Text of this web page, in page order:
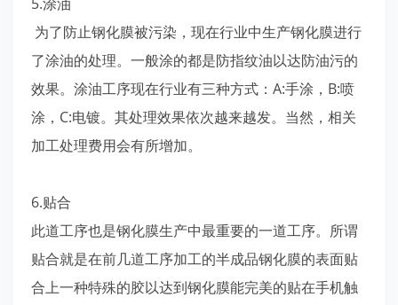
为了防止钢化膜被污染，现在行业中生产钢化膜进行
了涂油的处理。一般涂的都是防指纹油以达防油污的
效果。涂油工序现在行业有三种方式：A:手涂，B:喷
涂，C:电镀。其处理效果依次越来越发。当然，相关
加工处理费用会有所增加。
6.贴合
此道工序也是钢化膜生产中最重要的一道工序。所谓
贴合就是在前几道工序加工的半成品钢化膜的表面贴
合上一种特殊的胶以达到钢化膜能完美的贴在手机触